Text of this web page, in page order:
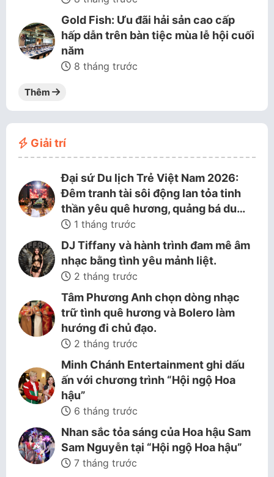
Gold Fish: Ưu đãi hải sản cao cấp
hấp dẫn trên bàn tiệc mùa lễ hội cuối
năm
8 tháng trước
Thêm
Giải trí
Đại sứ Du lịch Trẻ Việt Nam 2026:
Đêm tranh tài sôi động lan tỏa tinh
thần yêu quê hương, quảng bá du…
1 tháng trước
DJ Tiffany và hành trình đam mê âm
nhạc bằng tình yêu mảnh liệt.
2 tháng trước
Tâm Phương Anh chọn dòng nhạc
trữ tình quê hương và Bolero làm
hướng đi chủ đạo.
2 tháng trước
Minh Chánh Entertainment ghi dấu
ấn với chương trình “Hội ngộ Hoa
hậu”
6 tháng trước
Nhan sắc tỏa sáng của Hoa hậu Sam
Sam Nguyễn tại “Hội ngộ Hoa hậu”
7 tháng trước